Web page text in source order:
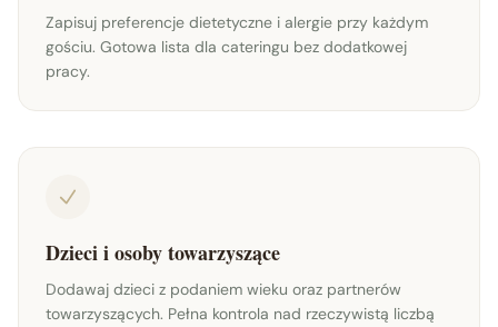
Zapisuj preferencje dietetyczne i alergie przy każdym
gościu. Gotowa lista dla cateringu bez dodatkowej
pracy.
Dzieci i osoby towarzyszące
Dodawaj dzieci z podaniem wieku oraz partnerów
towarzyszących. Pełna kontrola nad rzeczywistą liczbą